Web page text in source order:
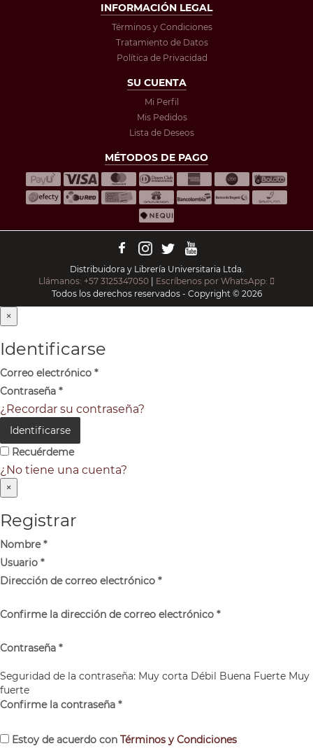
INFORMACIÓN LEGAL
Términos y Condiciones
Tratamiento de Datos
Política de Privacidad
SU CUENTA
Mi Perfil
Mis Pedidos
Lista de Deseos
MÉTODOS DE PAGO
Distribuidora y Librería Universitaria Ltda.
Llámanos: +57 3125347050 | Escríbenos por WhatsApp:
Todos los derechos reservados - Copyright © 2026
×
Identificarse
Correo electrónico *
Contraseña *
¿Recordar su contraseña?
Identificarse
Recuérdeme
¿No tiene una cuenta?
×
Registrar
Nombre*
Usuario *
Dirección de correo electrónico *
Confirme la dirección de correo electrónico *
Contraseña *
Seguridad de la contraseña: Muy corta Débil Buena Fuerte Muy
fuerte
Confirme la contraseña *
Estoy de acuerdo con Términos y Condiciones